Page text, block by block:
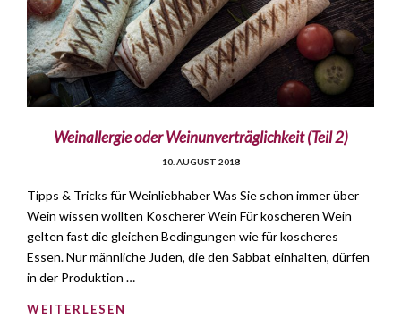
Weinallergie oder Weinunverträglichkeit (Teil 2)
10. AUGUST 2018
Tipps & Tricks für Weinliebhaber Was Sie schon immer über
Wein wissen wollten Koscherer Wein Für koscheren Wein
gelten fast die gleichen Bedingungen wie für koscheres
Essen. Nur männliche Juden, die den Sabbat einhalten, dürfen
in der Produktion …
WEITERLESEN